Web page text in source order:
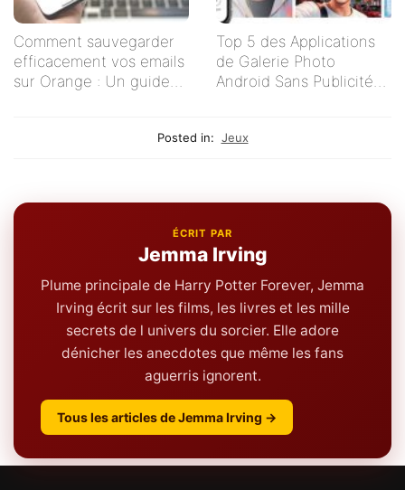
Comment sauvegarder
efficacement vos emails
sur Orange : Un guide
Top 5 des Applications
de Galerie Photo
Android Sans Publicités
Posted in: Jeux
ÉCRIT PAR
Jemma Irving
Plume principale de Harry Potter Forever, Jemma
Irving écrit sur les films, les livres et les mille
secrets de l univers du sorcier. Elle adore
dénicher les anecdotes que même les fans
aguerris ignorent.
Tous les articles de Jemma Irving →